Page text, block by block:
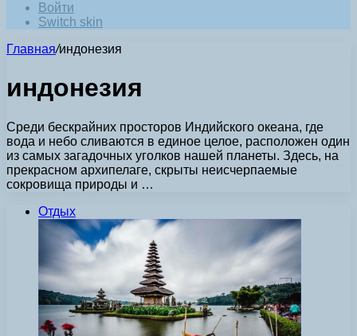
Войти
Switch skin
Главная/индонезия
индонезия
Среди бескрайних просторов Индийского океана, где
вода и небо сливаются в единое целое, расположен один
из самых загадочных уголков нашей планеты. Здесь, на
прекрасном архипелаге, скрыты неисчерпаемые
сокровища природы и …
Отдых